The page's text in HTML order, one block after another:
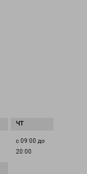
с 09:00 до
20:00